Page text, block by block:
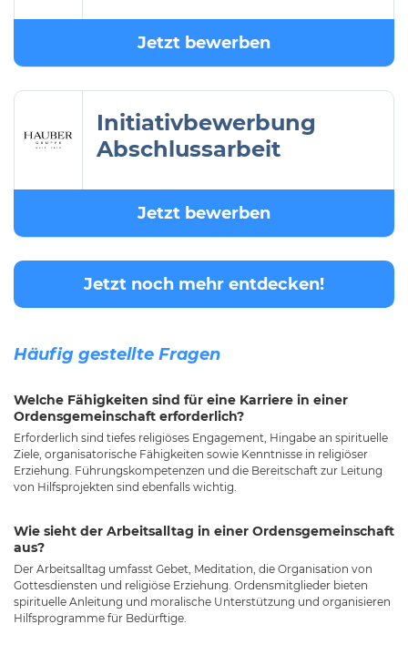
Jetzt bewerben
Initiativbewerbung
Abschlussarbeit
Jetzt bewerben
Jetzt noch mehr entdecken!
Häufig gestellte Fragen
Welche Fähigkeiten sind für eine Karriere in einer
Ordensgemeinschaft erforderlich?
Erforderlich sind tiefes religiöses Engagement, Hingabe an spirituelle
Ziele, organisatorische Fähigkeiten sowie Kenntnisse in religiöser
Erziehung. Führungskompetenzen und die Bereitschaft zur Leitung
von Hilfsprojekten sind ebenfalls wichtig.
Wie sieht der Arbeitsalltag in einer Ordensgemeinschaft
aus?
Der Arbeitsalltag umfasst Gebet, Meditation, die Organisation von
Gottesdiensten und religiöse Erziehung. Ordensmitglieder bieten
spirituelle Anleitung und moralische Unterstützung und organisieren
Hilfsprogramme für Bedürftige.